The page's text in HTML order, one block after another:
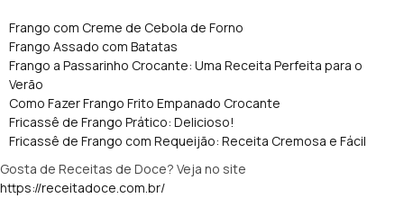
Frango com Creme de Cebola de Forno
Frango Assado com Batatas
Frango a Passarinho Crocante: Uma Receita Perfeita para o
Verão
Como Fazer Frango Frito Empanado Crocante
Fricassê de Frango Prático: Delicioso!
Fricassê de Frango com Requeijão: Receita Cremosa e Fácil
Gosta de Receitas de Doce? Veja no site
https://receitadoce.com.br/